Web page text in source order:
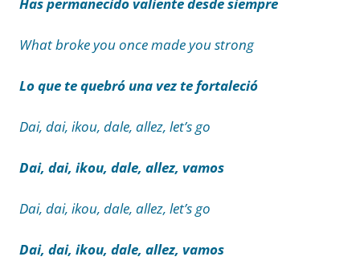
Has permanecido valiente desde siempre
What broke you once made you strong
Lo que te quebró una vez te fortaleció
Dai, dai, ikou, dale, allez, let’s go
Dai, dai, ikou, dale, allez, vamos
Dai, dai, ikou, dale, allez, let’s go
Dai, dai, ikou, dale, allez, vamos